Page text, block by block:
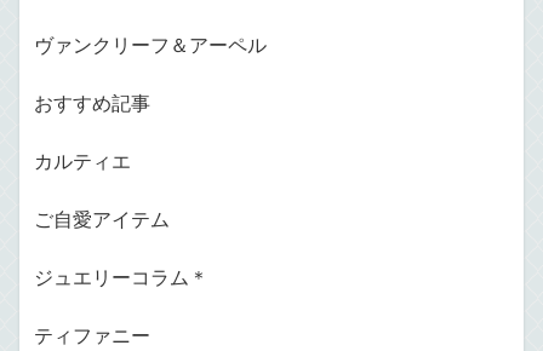
ヴァンクリーフ＆アーペル
おすすめ記事
カルティエ
ご自愛アイテム
ジュエリーコラム＊
ティファニー